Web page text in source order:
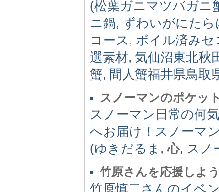
(松葉ガニマツバガニ
ニ鍋, ずわいがにた
コース, ボイル済み
選素材, 気仙沼東北秋
蟹, 間人蟹福井県鳥取
スノーマンのポケッ
スノーマン日常の何
へお届け！スノーマ
(ゆきだるま,心, スノ
竹原さんを応援しよ
竹原慎二さんのイベ